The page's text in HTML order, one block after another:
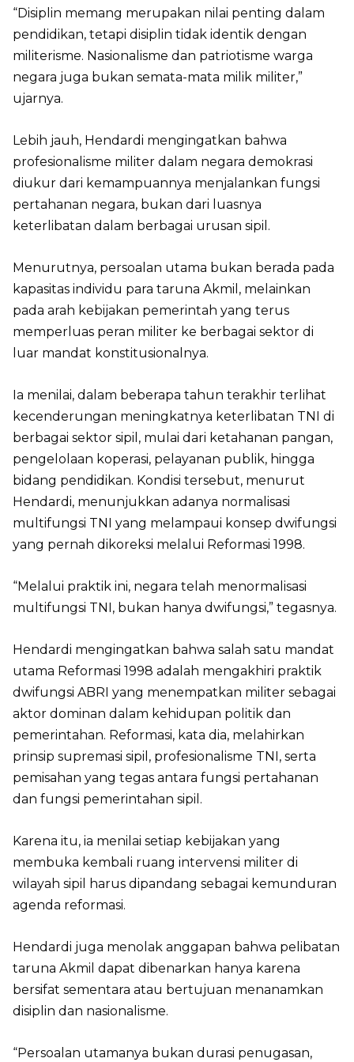
“Disiplin memang merupakan nilai penting dalam
pendidikan, tetapi disiplin tidak identik dengan
militerisme. Nasionalisme dan patriotisme warga
negara juga bukan semata-mata milik militer,”
ujarnya.
Lebih jauh, Hendardi mengingatkan bahwa
profesionalisme militer dalam negara demokrasi
diukur dari kemampuannya menjalankan fungsi
pertahanan negara, bukan dari luasnya
keterlibatan dalam berbagai urusan sipil.
Menurutnya, persoalan utama bukan berada pada
kapasitas individu para taruna Akmil, melainkan
pada arah kebijakan pemerintah yang terus
memperluas peran militer ke berbagai sektor di
luar mandat konstitusionalnya.
Ia menilai, dalam beberapa tahun terakhir terlihat
kecenderungan meningkatnya keterlibatan TNI di
berbagai sektor sipil, mulai dari ketahanan pangan,
pengelolaan koperasi, pelayanan publik, hingga
bidang pendidikan. Kondisi tersebut, menurut
Hendardi, menunjukkan adanya normalisasi
multifungsi TNI yang melampaui konsep dwifungsi
yang pernah dikoreksi melalui Reformasi 1998.
“Melalui praktik ini, negara telah menormalisasi
multifungsi TNI, bukan hanya dwifungsi,” tegasnya.
Hendardi mengingatkan bahwa salah satu mandat
utama Reformasi 1998 adalah mengakhiri praktik
dwifungsi ABRI yang menempatkan militer sebagai
aktor dominan dalam kehidupan politik dan
pemerintahan. Reformasi, kata dia, melahirkan
prinsip supremasi sipil, profesionalisme TNI, serta
pemisahan yang tegas antara fungsi pertahanan
dan fungsi pemerintahan sipil.
Karena itu, ia menilai setiap kebijakan yang
membuka kembali ruang intervensi militer di
wilayah sipil harus dipandang sebagai kemunduran
agenda reformasi.
Hendardi juga menolak anggapan bahwa pelibatan
taruna Akmil dapat dibenarkan hanya karena
bersifat sementara atau bertujuan menanamkan
disiplin dan nasionalisme.
“Persoalan utamanya bukan durasi penugasan,